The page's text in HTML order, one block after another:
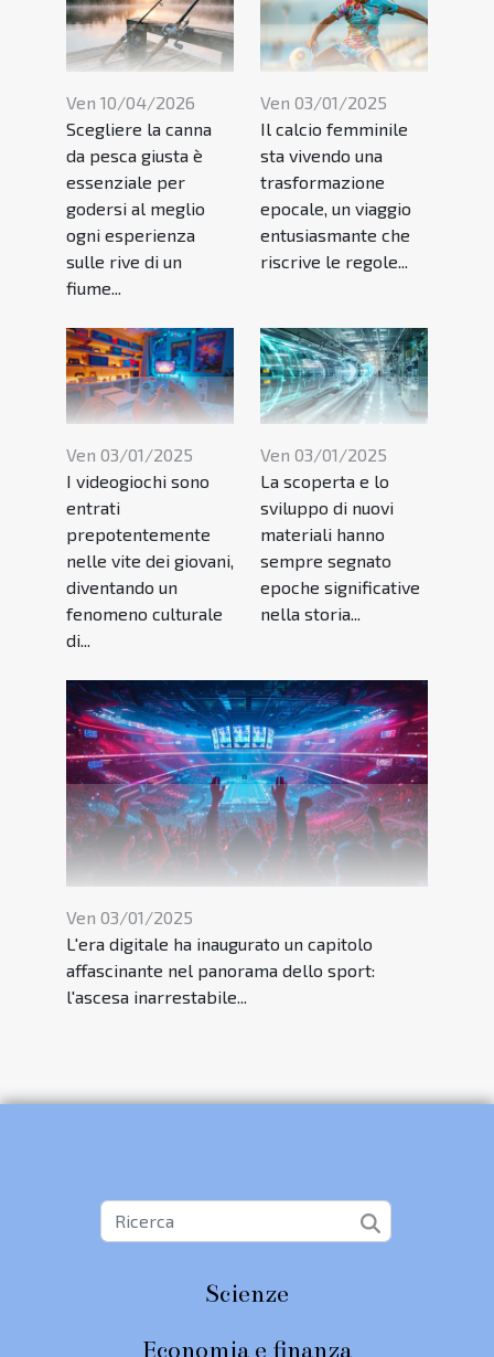
Ven 10/04/2026
Scegliere la canna
da pesca giusta è
essenziale per
godersi al meglio
ogni esperienza
sulle rive di un
fiume...
Ven 03/01/2025
Il calcio femminile
sta vivendo una
trasformazione
epocale, un viaggio
entusiasmante che
riscrive le regole...
Ven 03/01/2025
I videogiochi sono
entrati
prepotentemente
nelle vite dei giovani,
diventando un
fenomeno culturale
di...
Ven 03/01/2025
La scoperta e lo
sviluppo di nuovi
materiali hanno
sempre segnato
epoche significative
nella storia...
Ven 03/01/2025
L'era digitale ha inaugurato un capitolo
affascinante nel panorama dello sport:
l'ascesa inarrestabile...
Scienze
Economia e finanza